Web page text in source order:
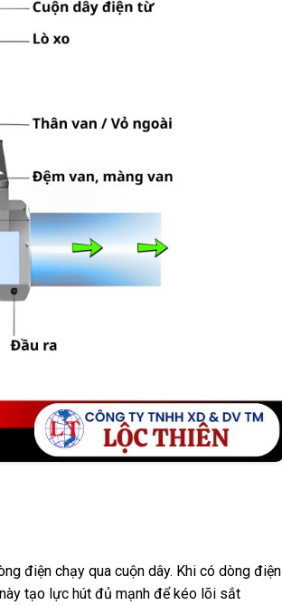
điện chạy qua cuộn dây. Khi có dòng điện
tạo lực hút đủ mạnh để kéo lõi sắt